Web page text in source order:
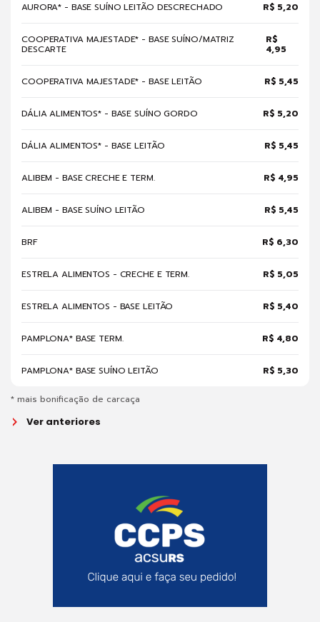
AURORA* - BASE SUÍNO LEITÃO DESCRECHADO R$ 5,20
COOPERATIVA MAJESTADE* - BASE SUÍNO/MATRIZ
DESCARTE
R$
4,95
COOPERATIVA MAJESTADE* - BASE LEITÃO R$ 5,45
DÁLIA ALIMENTOS* - BASE SUÍNO GORDO R$ 5,20
DÁLIA ALIMENTOS* - BASE LEITÃO R$ 5,45
ALIBEM - BASE CRECHE E TERM. R$ 4,95
ALIBEM - BASE SUÍNO LEITÃO R$ 5,45
BRF R$ 6,30
ESTRELA ALIMENTOS - CRECHE E TERM. R$ 5,05
ESTRELA ALIMENTOS - BASE LEITÃO R$ 5,40
PAMPLONA* BASE TERM. R$ 4,80
PAMPLONA* BASE SUÍNO LEITÃO R$ 5,30
* mais bonificação de carcaça
Ver anteriores